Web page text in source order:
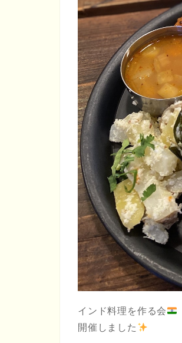
インド料理を作る会
開催しました